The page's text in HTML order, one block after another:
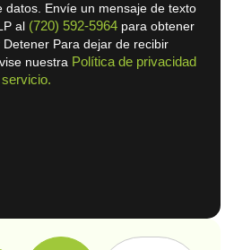
datos. Envíe un mensaje de texto
al (720) 592-5964 para obtener
Para dejar de recibir
nuestra Política de privacidad